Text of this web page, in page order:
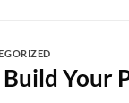
Your